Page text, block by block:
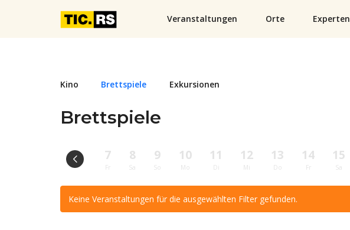
Veranstaltungen Orte Experten
Kino Brettspiele Exkursionen
Brettspiele
7
Fr
8
Sa
9
So
10
Mo
11
Di
12
Mi
13
Do
14
Fr
15
Sa
Keine Veranstaltungen für die ausgewählten Filter gefunden.